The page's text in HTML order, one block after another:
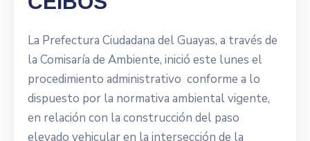
La Prefectura Ciudadana del Guayas, a través de
la Comisaría de Ambiente, inició este lunes el
procedimiento administrativo conforme a lo
dispuesto por la normativa ambiental vigente,
en relación con la construcción del paso
elevado vehicular en la intersección de la